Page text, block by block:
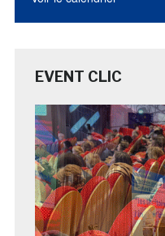
EVENT CLIC